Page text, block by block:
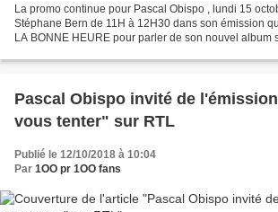
La promo continue pour Pascal Obispo , lundi 15
Stéphane Bern de 11H à 12H30 dans son émission
LA BONNE HEURE pour parler de son nouvel album
Pascal Obispo invité de
vous tenter" sur RTL
Publié le 12/10/2018 à 10:04
Par 1OO pr 1OO fans